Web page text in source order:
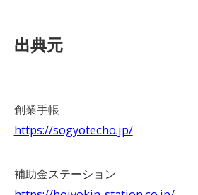
出典元
創業手帳
https://sogyotecho.jp/
補助金ステーション